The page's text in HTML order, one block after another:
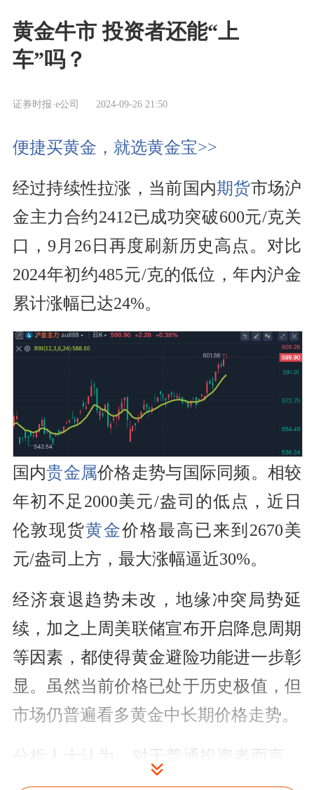
黄金牛市 投资者还能“上
车”吗？
证券时报·e公司 2024-09-26 21:50
便捷买黄金，就选黄金宝>>
经过持续性拉涨，当前国内期货市场沪
金主力合约2412已成功突破600元/克关
口，9月26日再度刷新历史高点。对比
2024年初约485元/克的低位，年内沪金
累计涨幅已达24%。
国内贵金属价格走势与国际同频。相较
年初不足2000美元/盎司的低点，近日
伦敦现货黄金价格最高已来到2670美
元/盎司上方，最大涨幅逼近30%。
经济衰退趋势未改，地缘冲突局势延
续，加之上周美联储宣布开启降息周期
等因素，都使得黄金避险功能进一步彰
显。虽然当前价格已处于历史极值，但
市场仍普遍看多黄金中长期价格走势。
分析人士认为，对于普通投资者而言，
此时依然是“上车”时机，但需要做好风